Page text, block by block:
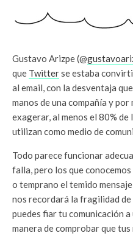
Gustavo Arizpe (@
que Twitterse estaba
al email, con la desventaja
manos de una compañía y
exagerar, al menos el 80%
utilizan como medio de
Todo parece funcionar
falla, pero los que
o temprano el temido mensaje
nos recordará la fragilidad
puedes fiar tu comunicación
manera de comprobar que